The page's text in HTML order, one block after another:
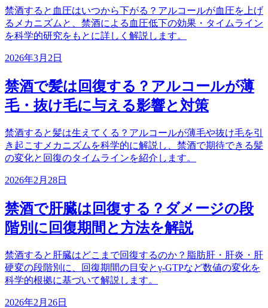
禁酒すると血圧はいつから下がる？アルコールが血圧を上げ
るメカニズムと、禁酒による血圧低下の効果・タイムライン
を科学的研究をもとに詳しく解説します。
2026年3月2日
禁酒で髪は回復する？アルコールが薄
毛・抜け毛に与える影響と対策
禁酒すると髪は生えてくる？アルコールが薄毛や抜け毛を引
き起こすメカニズムを科学的に解説し、禁酒で期待できる髪
の変化と回復のタイムラインを紹介します。
2026年2月28日
禁酒で肝臓は回復する？ダメージの段
階別に回復期間と方法を解説
禁酒すると肝臓はどこまで回復するのか？脂肪肝・肝炎・肝
硬変の段階別に、回復期間の目安とγ-GTPなど数値の変化を
科学的根拠に基づいて解説します。
2026年2月26日